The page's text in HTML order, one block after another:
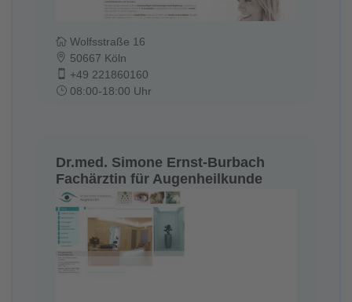
Wolfsstraße 16
50667 Köln
+49 221860160
08:00-18:00 Uhr
Dr.med. Simone Ernst-Burbach
Fachärztin für Augenheilkunde